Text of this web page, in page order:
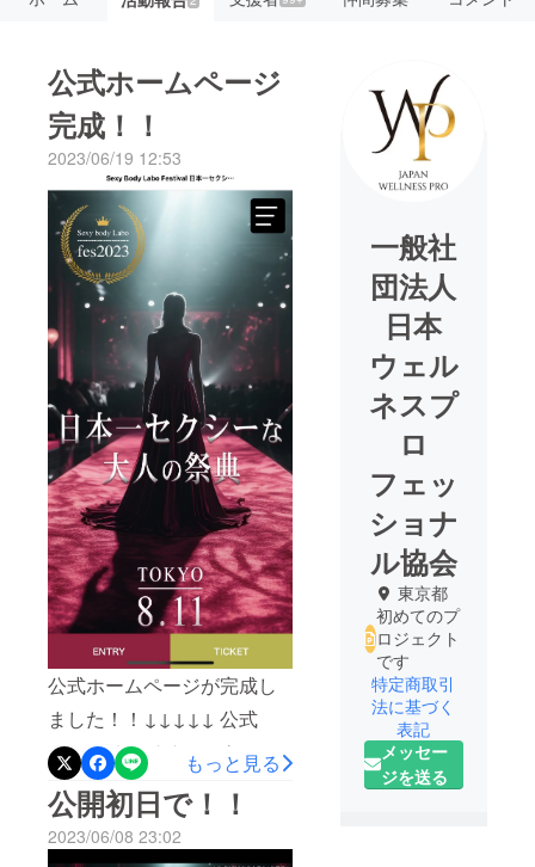
公式ホームページ
完成！！
2023/06/19 12:53
公式ホームページが完成し
ました！！↓↓↓↓↓ 公式
ホームページチェック！
https://www.sexybodylabofe
stival.com/タイムスケジュー
ルやカテゴリー詳細等ご確
もっと見る
公開初日で！！
2023/06/08 23:02
一般社
団法人
日本
ウェル
ネスプ
ロ
フェッ
ショナ
ル協会
東京都
初めてのプ
ロジェクト
です
特定商取引
法に基づく
表記
メッセー
ジを送る